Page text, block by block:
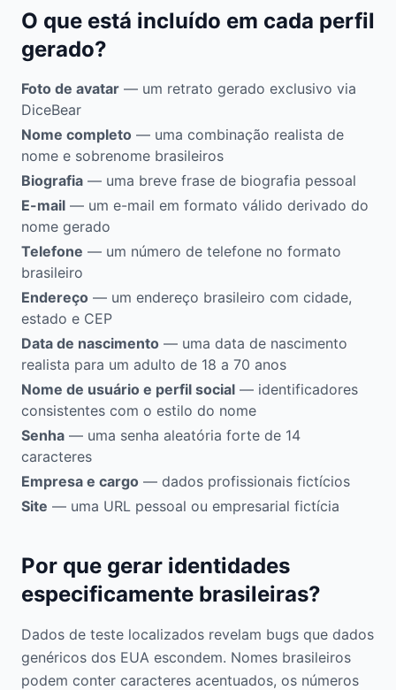
O que está incluído em cada perfil
gerado?
Foto de avatar — um retrato gerado exclusivo via
DiceBear
Nome completo — uma combinação realista de
nome e sobrenome brasileiros
Biografia — uma breve frase de biografia pessoal
E-mail — um e-mail em formato válido derivado do
nome gerado
Telefone — um número de telefone no formato
brasileiro
Endereço — um endereço brasileiro com cidade,
estado e CEP
Data de nascimento — uma data de nascimento
realista para um adulto de 18 a 70 anos
Nome de usuário e perfil social — identificadores
consistentes com o estilo do nome
Senha — uma senha aleatória forte de 14
caracteres
Empresa e cargo — dados profissionais fictícios
Site — uma URL pessoal ou empresarial fictícia
Por que gerar identidades
especificamente brasileiras?
Dados de teste localizados revelam bugs que dados
genéricos dos EUA escondem. Nomes brasileiros
podem conter caracteres acentuados, os números